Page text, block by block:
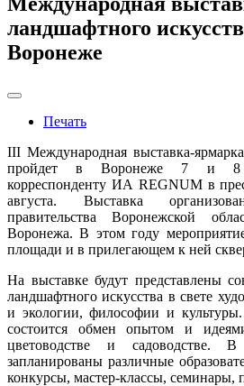
ландшафтного
Воронеже
Печать
III Международная выставка-
пройдет в Воронеже 7 и 8
корреспонденту ИА REGNUM в
августа. Выставка
правительства Воронежской
Воронежа. В этом году
площади и в прилегающем к ней
На выставке будут представлены
ландшафтного искусства в свете
и экологии, философии и
состоится обмен опытом и
цветоводстве и садоводстве.
запланированы различные
конкурсы, мастер-классы, семинары,